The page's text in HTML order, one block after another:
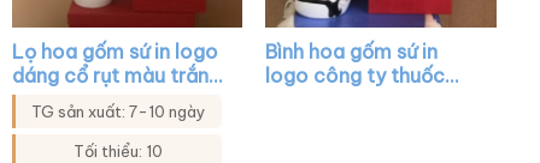
Lọ hoa gốm sứ in logo
dáng cổ rụt màu trắng
họa tiết mai vàng XG-
LH40
TG sản xuất: 7-10 ngày
Tối thiểu: 10
Bình hoa gốm sứ in
logo công ty thuốc